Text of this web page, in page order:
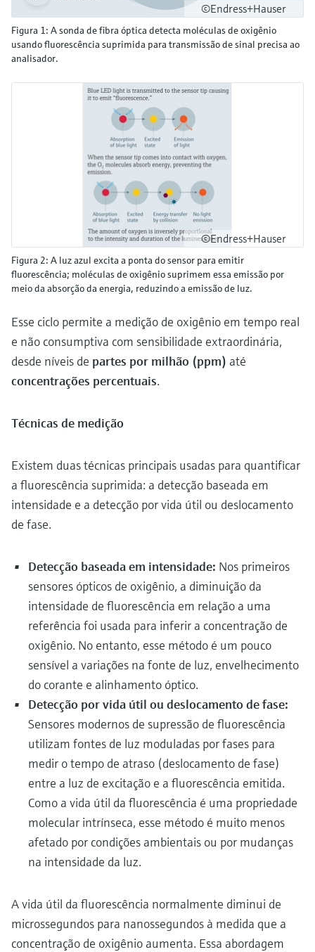
©Endress+Hauser
Figura 1: A sonda de fibra óptica detecta moléculas de oxigênio
usando fluorescência suprimida para transmissão de sinal precisa ao
analisador.
©Endress+Hauser
Figura 2: A luz azul excita a ponta do sensor para emitir
fluorescência; moléculas de oxigênio suprimem essa emissão por
meio da absorção da energia, reduzindo a emissão de luz.
Esse ciclo permite a medição de oxigênio em tempo real
e não consumptiva com sensibilidade extraordinária,
desde níveis de partes por milhão (ppm) até
concentrações percentuais.
Técnicas de medição
Existem duas técnicas principais usadas para quantificar
a fluorescência suprimida: a detecção baseada em
intensidade e a detecção por vida útil ou deslocamento
de fase.
Detecção baseada em intensidade: Nos primeiros
sensores ópticos de oxigênio, a diminuição da
intensidade de fluorescência em relação a uma
referência foi usada para inferir a concentração de
oxigênio. No entanto, esse método é um pouco
sensível a variações na fonte de luz, envelhecimento
do corante e alinhamento óptico.
Detecção por vida útil ou deslocamento de fase:
Sensores modernos de supressão de fluorescência
utilizam fontes de luz moduladas por fases para
medir o tempo de atraso (deslocamento de fase)
entre a luz de excitação e a fluorescência emitida.
Como a vida útil da fluorescência é uma propriedade
molecular intrínseca, esse método é muito menos
afetado por condições ambientais ou por mudanças
na intensidade da luz.
A vida útil da fluorescência normalmente diminui de
microssegundos para nanossegundos à medida que a
concentração de oxigênio aumenta. Essa abordagem